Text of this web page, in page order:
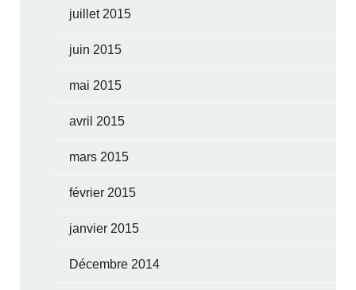
juillet 2015
juin 2015
mai 2015
avril 2015
mars 2015
février 2015
janvier 2015
Décembre 2014